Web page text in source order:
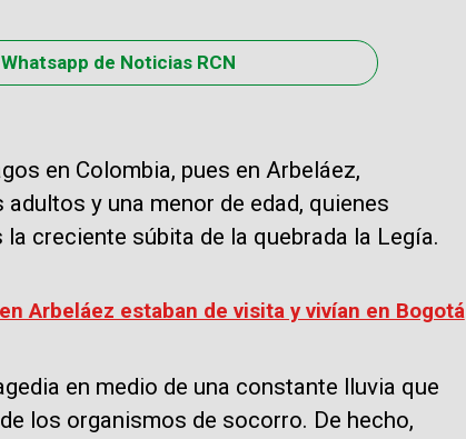
de Noticias RCN
en Colombia, pues en Arbeláez,
y una menor de edad, quienes
creciente súbita de la quebrada la Legía.
Arbeláez estaban de visita y vivían en Bogotá
en medio de una constante lluvia que
los organismos de socorro. De hecho,